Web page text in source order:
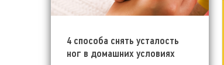
4 способа снять усталость
ног в домашних условиях